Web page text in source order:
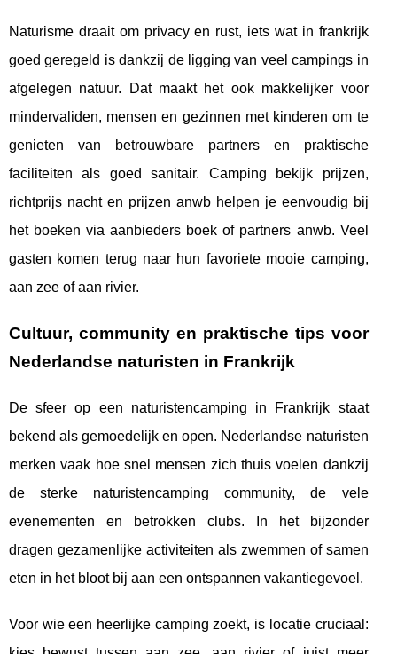
Naturisme draait om privacy en rust, iets wat in frankrijk
goed geregeld is dankzij de ligging van veel campings in
afgelegen natuur. Dat maakt het ook makkelijker voor
mindervaliden, mensen en gezinnen met kinderen om te
genieten van betrouwbare partners en praktische
faciliteiten als goed sanitair. Camping bekijk prijzen,
richtprijs nacht en prijzen anwb helpen je eenvoudig bij
het boeken via aanbieders boek of partners anwb. Veel
gasten komen terug naar hun favoriete mooie camping,
aan zee of aan rivier.
Cultuur, community en praktische tips voor
Nederlandse naturisten in Frankrijk
De sfeer op een naturistencamping in Frankrijk staat
bekend als gemoedelijk en open. Nederlandse naturisten
merken vaak hoe snel mensen zich thuis voelen dankzij
de sterke naturistencamping community, de vele
evenementen en betrokken clubs. In het bijzonder
dragen gezamenlijke activiteiten als zwemmen of samen
eten in het bloot bij aan een ontspannen vakantiegevoel.
Voor wie een heerlijke camping zoekt, is locatie cruciaal: